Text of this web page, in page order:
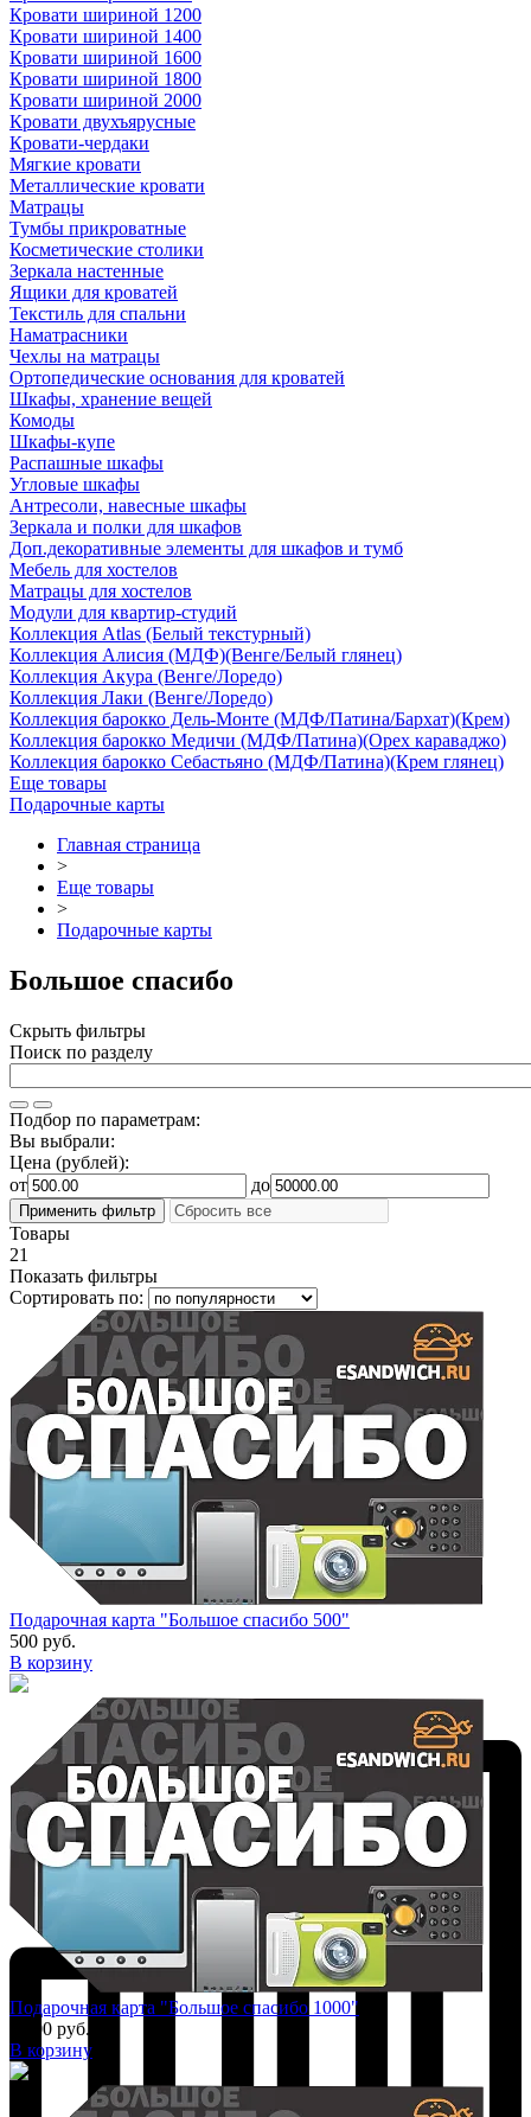
Кровати шириной 1200
Кровати шириной 1400
Кровати шириной 1600
Кровати шириной 1800
Кровати шириной 2000
Кровати двухъярусные
Кровати-чердаки
Мягкие кровати
Металлические кровати
Матрацы
Тумбы прикроватные
Косметические столики
Зеркала настенные
Ящики для кроватей
Текстиль для спальни
Наматрасники
Чехлы на матрацы
Ортопедические основания для кроватей
Шкафы, хранение вещей
Комоды
Шкафы-купе
Распашные шкафы
Угловые шкафы
Антресоли, навесные шкафы
Зеркала и полки для шкафов
Доп.декоративные элементы для шкафов и тумб
Мебель для хостелов
Матрацы для хостелов
Модули для квартир-студий
Коллекция Atlas (Белый текстурный)
Коллекция Алисия (МДФ)(Венге/Белый глянец)
Коллекция Акура (Венге/Лоредо)
Коллекция Лаки (Венге/Лоредо)
Коллекция барокко Дель-Монте (МДФ/Патина/Бархат)(Крем)
Коллекция барокко Медичи (МДФ/Патина)(Орех караваджо)
Коллекция барокко Себастьяно (МДФ/Патина)(Крем глянец)
Еще товары
Подарочные карты
Главная страница
>
Еще товары
>
Подарочные карты
Большое спасибо
Скрыть фильтры
Поиск по разделу
Подбор по параметрам:
Вы выбрали:
Цена (рублей):
от
до
Товары
21
Показать фильтры
Сортировать по:
Подарочная карта "Большое спасибо 500"
500 руб.
В корзину
Подарочная карта "Большое спасибо 1000"
1 000 руб.
В корзину